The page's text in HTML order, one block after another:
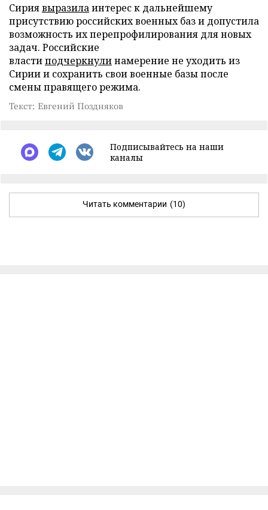
Сириявыразилаинтерес к дальнейшему
присутствию российских военных баз и допустила
возможность их перепрофилирования для новых
задач. Российские
властиподчеркнулинамерение не уходить из
Сирии и сохранить свои военные базы после
смены правящего режима.
Текст: Евгений Поздняков
Подписывайтесь на наши
каналы
Читать комментарии (10)